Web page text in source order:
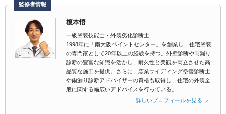
監修者情報
榎本悟
一級塗装技能士・外装劣化診断士
1998年に「南大阪ペイントセンター」を創業し、住宅塗装
の専門家として20年以上の経験を持つ。外壁診断や雨漏り
診断の豊富な知識を活かし、耐久性と美観を両立させた高
品質な施工を提供。さらに、窯業サイディング塗替診断士
や雨漏り診断アドバイザーの資格も取得し、住宅の外装全
般に関する幅広いアドバイスを行っている。
詳しいプロフィールを見る